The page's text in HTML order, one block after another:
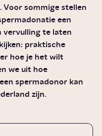
Voor sommige stellen
een
vervulling te laten
praktische
hoe je het wilt
we uit hoe
spermadonor kan
zijn.